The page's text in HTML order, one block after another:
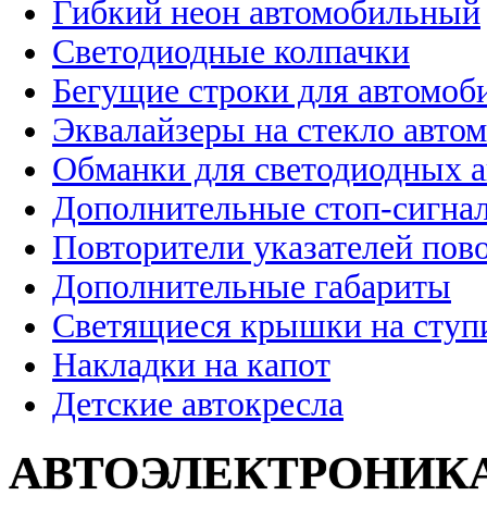
Гибкий неон автомобильный
Светодиодные колпачки
Бегущие строки для
Эквалайзеры на стекло
Обманки для светодиодных
Дополнительные стоп-
Повторители указателей
Дополнительные габариты
Светящиеся крышки на
Накладки на капот
Детские автокресла